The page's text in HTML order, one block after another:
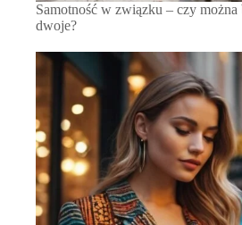
Samotność w związku – czy
dwoje?